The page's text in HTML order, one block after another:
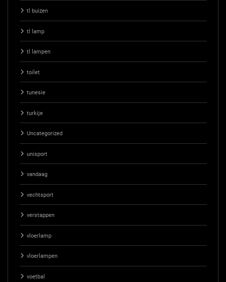
tl buizen
tl lamp
tl lampen
toilet
tunesie
turkije
Uncategorized
unisport
vandaag
vechtsport
verstappen
vloerlamp
vloerlampen
voetbal